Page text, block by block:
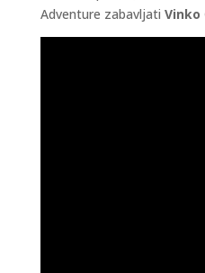
Adventure zabavljati Vinko